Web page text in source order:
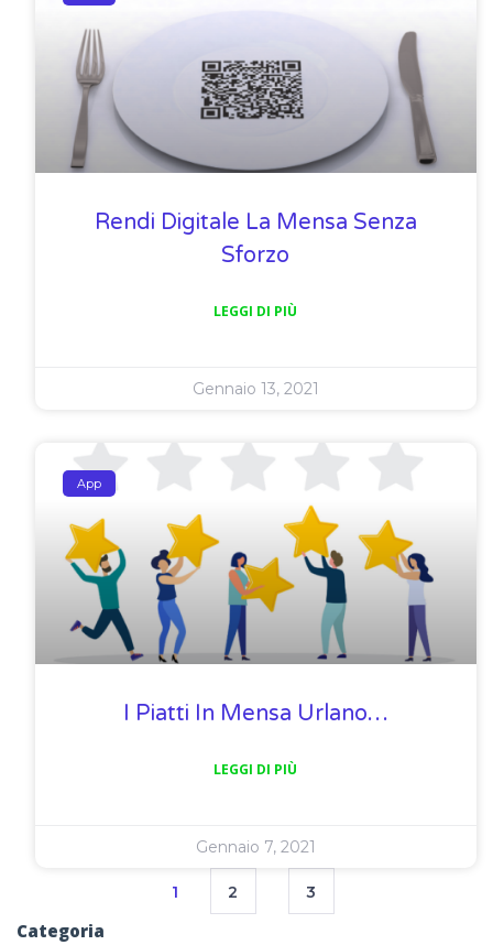
Rendi Digitale La Mensa Senza
Sforzo
LEGGI DI PIÙ
Gennaio 13, 2021
App
I Piatti In Mensa Urlano…
LEGGI DI PIÙ
Gennaio 7, 2021
1 2 3
Categoria